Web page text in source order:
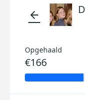
arrow_back
Opgehaald
€166